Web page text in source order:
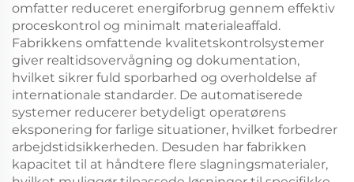
omfatter reduceret energiforbrug gennem effektiv
proceskontrol og minimalt materialeaffald.
Fabrikkens omfattende kvalitetskontrolsystemer
giver realtidsovervågning og dokumentation,
hvilket sikrer fuld sporbarhed og overholdelse af
internationale standarder. De automatiserede
systemer reducerer betydeligt operatørens
eksponering for farlige situationer, hvilket forbedrer
arbejdstidsikkerheden. Desuden har fabrikken
kapacitet til at håndtere flere slagningsmaterialer,